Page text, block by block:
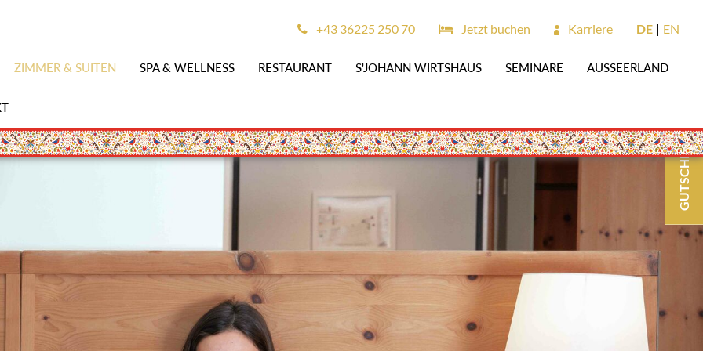
ZIMMER & SUITEN SPA & WELLNESS RESTAURANT S'JOHANN WIRTSHAUS SEMINARE AUSSEERLAND
+43 36225 250 70 Jetzt buchen Karriere DE EN
GUTSCHEINE